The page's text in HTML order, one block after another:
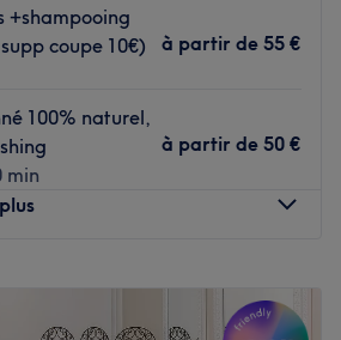
dans un salon élégant et refait
soigneusement choisie !
: Les coupes, les soins de
utilisés : Schwarzkopf
vegan, boisson offerte, un salon
où il est facile de se garer
+shampooing
coupe 10€)
à partir de 55 €
100% naturel,
min
à partir de 50 €
19:00
10:00
19:00